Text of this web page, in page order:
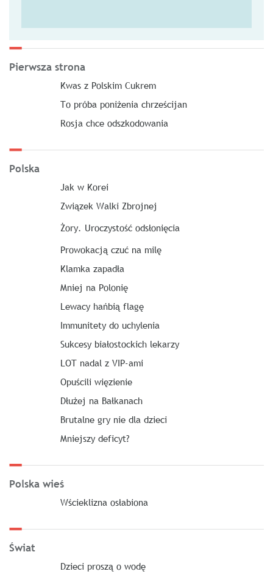
Pierwsza strona
Kwas z Polskim Cukrem
To próba poniżenia chrześcijan
Rosja chce odszkodowania
Polska
Jak w Korei
Związek Walki Zbrojnej
Żory. Uroczystość odsłonięcia
Prowokacją czuć na milę
Klamka zapadła
Mniej na Polonię
Lewacy hańbią flagę
Immunitety do uchylenia
Sukcesy białostockich lekarzy
LOT nadal z VIP-ami
Opuścili więzienie
Dłużej na Bałkanach
Brutalne gry nie dla dzieci
Mniejszy deficyt?
Polska wieś
Wścieklizna osłabiona
Świat
Dzieci proszą o wodę